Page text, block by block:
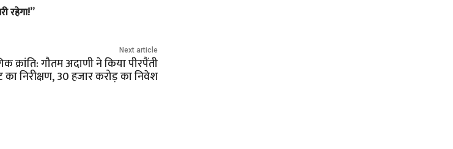
रहेगा!”
Next article
क्रांति: गौतम अदाणी ने किया पीरपैंती
का निरीक्षण, 30 हजार करोड़ का निवेश